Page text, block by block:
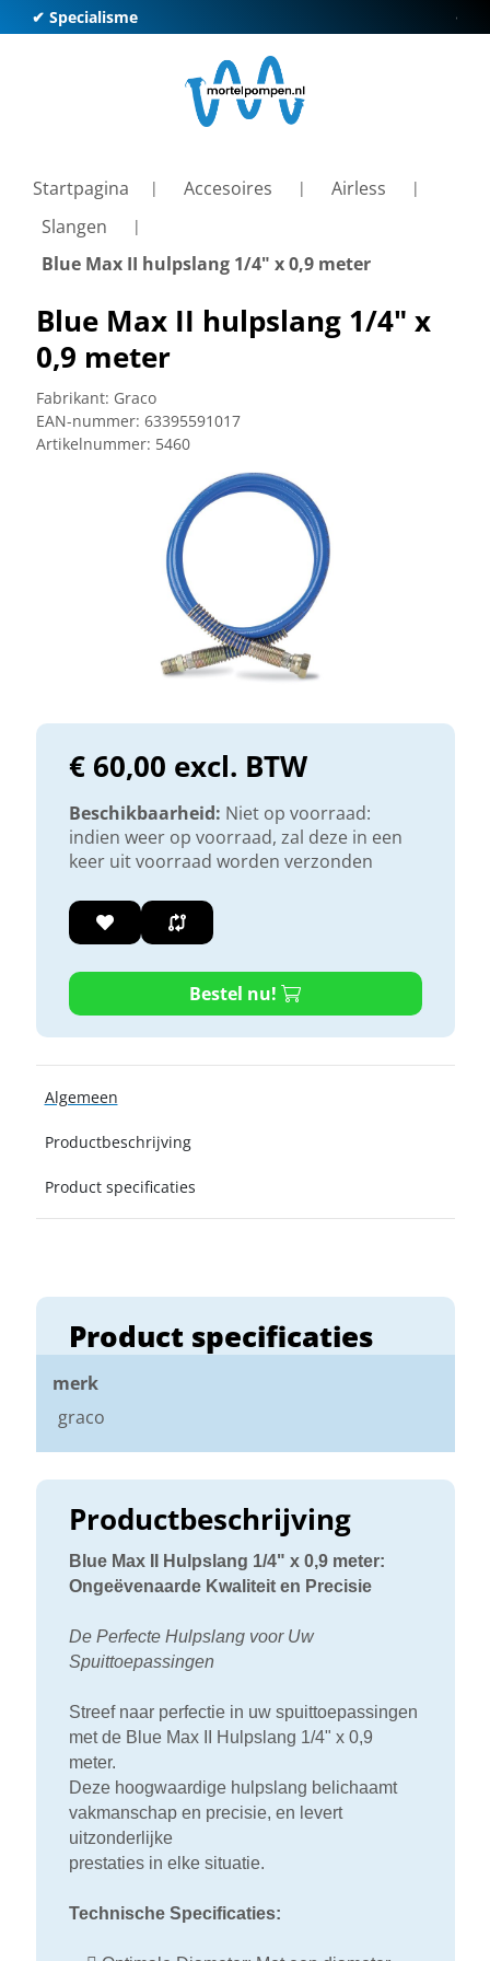
✔ Specialisme ✔
Startpagina Accesoires
Airless
Slangen
Blue Max II hulpslang 1/4" x 0,9 meter
Productbeschrijving
Blue Max II Hulpslang 1/4" x 0,9 meter:
Ongeëvenaarde Kwaliteit en Precisie
De Perfecte Hulpslang voor Uw
Spuittoepassingen
Streef naar perfectie in uw spuittoepassingen
met de Blue Max II Hulpslang 1/4" x 0,9
meter.
Deze hoogwaardige hulpslang belichaamt
vakmanschap en precisie, en levert
uitzonderlijke
prestaties in elke situatie.
Technische Specificaties:
Product specificaties
merk
graco
Blue Max II hulpslang 1/4" x
0,9 meter
Fabrikant: Graco
EAN-nummer: 63395591017
Artikelnummer: 5460
€ 60,00 excl. BTW
Beschikbaarheid: Niet op voorraad:
indien weer op voorraad, zal deze in een
keer uit voorraad worden verzonden
Bestel nu!
Algemeen
Productbeschrijving
Product specificaties